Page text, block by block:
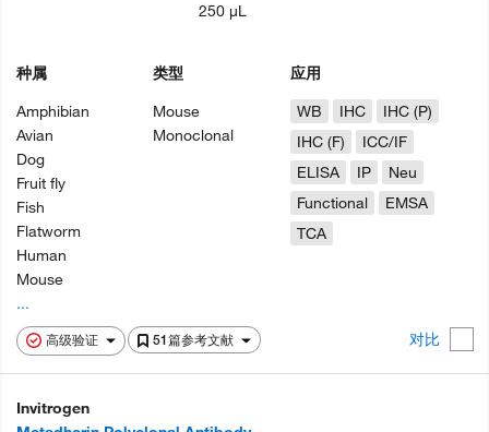
高级验证 51篇参考文献 对比
种属
Amphibian
Avian
Dog
Fruit fly
Fish
Flatworm
Human
Mouse
...
类型
Mouse
Monoclonal
应用
WB
IHC
IHC (P)
IHC (F)
ICC/IF
ELISA
IP
Neu
Functional
EMSA
TCA
250 µL
Invitrogen